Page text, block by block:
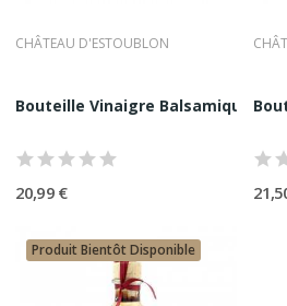
CHÂTEAU D'ESTOUBLON
Bouteille Vinaigre Balsamique Bio
20,99 €
Produit Bientôt Disponible